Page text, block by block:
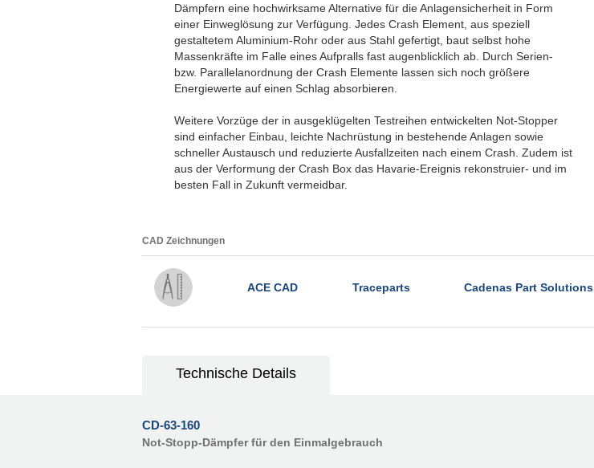
Dämpfern eine hochwirksame Alternative für die Anlagensicherheit in Form
einer Einweglösung zur Verfügung. Jedes Crash Element, aus speziell
gestaltetem Aluminium-Rohr oder aus Stahl gefertigt, baut selbst hohe
Massenkräfte im Falle eines Aufpralls fast augenblicklich ab. Durch Serien-
bzw. Parallelanordnung der Crash Elemente lassen sich noch größere
Energiewerte auf einen Schlag absorbieren.
Weitere Vorzüge der in ausgeklügelten Testreihen entwickelten Not-Stopper
sind einfacher Einbau, leichte Nachrüstung in bestehende Anlagen sowie
schneller Austausch und reduzierte Ausfallzeiten nach einem Crash. Zudem ist
aus der Verformung der Crash Box das Havarie-Ereignis rekonstruier- und im
besten Fall in Zukunft vermeidbar.
CAD Zeichnungen
ACE CAD Traceparts Cadenas Part Solutions
Technische Details
CD-63-160
Not-Stopp-Dämpfer für den Einmalgebrauch